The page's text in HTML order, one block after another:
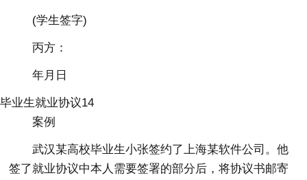
(学生签字)
丙方：
年月日
毕业生就业协议14
案例
武汉某高校毕业生小张签约了上海某软件公司。他
签了就业协议中本人需要签署的部分后，将协议书邮寄